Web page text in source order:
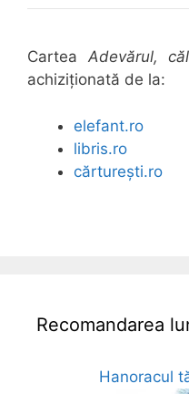
Cartea Adevărul,
achiziționată de la:
elefant.ro
libris.ro
cărturești.ro
Recomandarea
Hanoracul